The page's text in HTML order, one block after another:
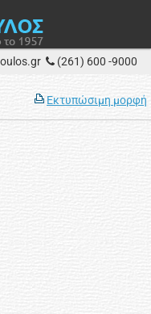
(261) 600 -9000
Εκτυπώσιμη μορφή